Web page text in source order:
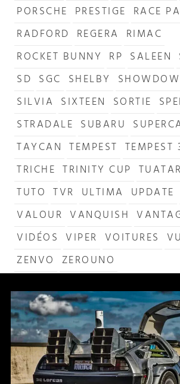
PORSCHE PRESTIGE RACE
RADFORD REGERA RIMAC
ROCKET BUNNY RP SALEEN
SD SGC SHELBY
SILVIA SIXTEEN SORTIE
STRADALE SUBARU
TAYCAN TEMPEST TEMPEST
TRICHE TRINITY CUP
TUTO TVR ULTIMA UPDATE
VALOUR VANQUISH
VIDÉOS VIPER VOITURES
ZENVO ZEROUNO